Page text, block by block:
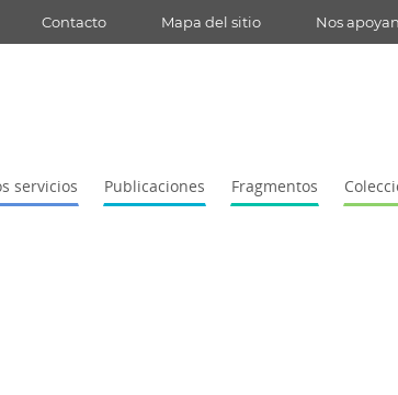
Contacto Mapa del sitio Nos apoyan
servicios Publicaciones Fragmentos